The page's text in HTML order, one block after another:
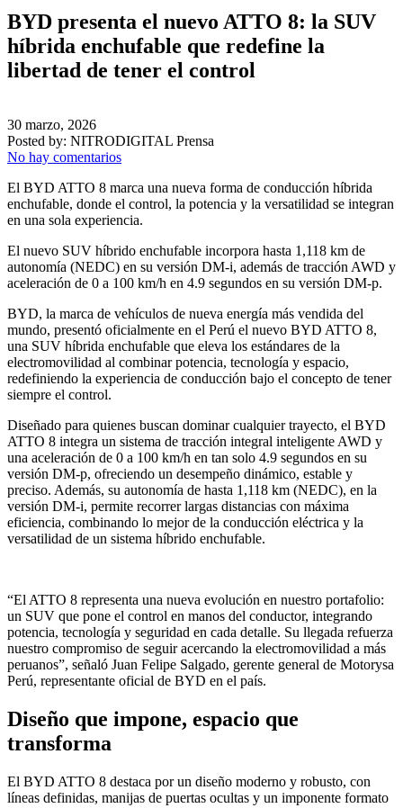
BYD presenta el nuevo ATTO 8: la SUV
híbrida enchufable que redefine la
libertad de tener el control
30 marzo, 2026
Posted by: NITRODIGITAL Prensa
No hay comentarios
El BYD ATTO 8 marca una nueva forma de conducción híbrida
enchufable, donde el control, la potencia y la versatilidad se integran
en una sola experiencia.
El nuevo SUV híbrido enchufable incorpora hasta 1,118 km de
autonomía (NEDC) en su versión DM-i, además de tracción AWD y
aceleración de 0 a 100 km/h en 4.9 segundos en su versión DM-p.
BYD, la marca de vehículos de nueva energía más vendida del
mundo, presentó oficialmente en el Perú el nuevo BYD ATTO 8,
una SUV híbrida enchufable que eleva los estándares de la
electromovilidad al combinar potencia, tecnología y espacio,
redefiniendo la experiencia de conducción bajo el concepto de tener
siempre el control.
Diseñado para quienes buscan dominar cualquier trayecto, el BYD
ATTO 8 integra un sistema de tracción integral inteligente AWD y
una aceleración de 0 a 100 km/h en tan solo 4.9 segundos en su
versión DM-p, ofreciendo un desempeño dinámico, estable y
preciso. Además, su autonomía de hasta 1,118 km (NEDC), en la
versión DM-i, permite recorrer largas distancias con máxima
eficiencia, combinando lo mejor de la conducción eléctrica y la
versatilidad de un sistema híbrido enchufable.
“El ATTO 8 representa una nueva evolución en nuestro portafolio:
un SUV que pone el control en manos del conductor, integrando
potencia, tecnología y seguridad en cada detalle. Su llegada refuerza
nuestro compromiso de seguir acercando la electromovilidad a más
peruanos”, señaló Juan Felipe Salgado, gerente general de Motorysa
Perú, representante oficial de BYD en el país.
Diseño que impone, espacio que
transforma
El BYD ATTO 8 destaca por un diseño moderno y robusto, con
líneas definidas, manijas de puertas ocultas y un imponente formato